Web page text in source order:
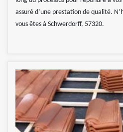
assuré d’une prestation de qualité.
vous êtes à Schwerdorff, 57320.